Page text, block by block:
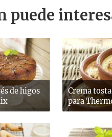
puede
de higos
Crema
para